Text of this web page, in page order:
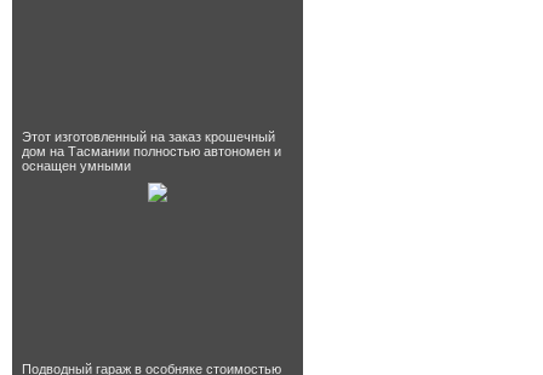
Этот изготовленный на заказ крошечный
дом на Тасмании полностью автономен и
оснащен умными
Подводный гараж в особняке стоимостью